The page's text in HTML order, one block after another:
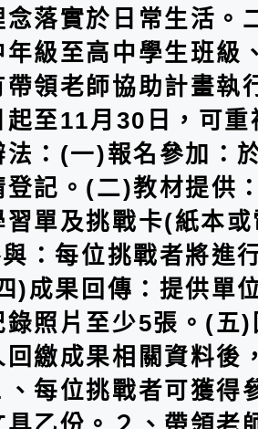
念落實於日常生活。
年級至高中學生班級
帶領老師協助計畫執
起至11月30日，可重
法：(一)報名參加：
登記。(二)教材提供
習單及挑戰卡(紙本
：每位挑戰者將進
)成果回傳：提供單
錄照片至少5張。(五
回繳成果相關資料後
、每位挑戰者可獲得